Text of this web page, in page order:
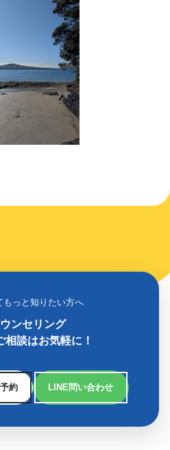
もっと知りたい方へ
ンセリング
相談はお気軽に！
約 LINE問い合わせ